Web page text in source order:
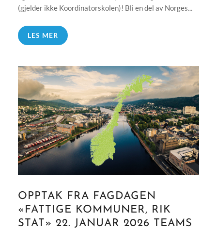
(gjelder ikke Koordinatorskolen)! Bli en del av Norges...
LES MER
OPPTAK FRA FAGDAGEN
«FATTIGE KOMMUNER, RIK
STAT» 22. JANUAR 2026 TEAMS